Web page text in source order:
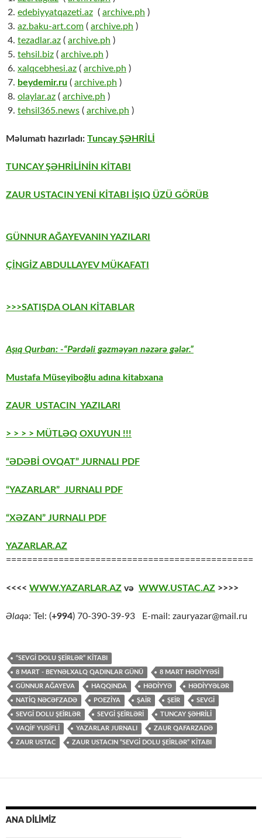
edebiyyatqazeti.az ( archive.ph )
az.baku-art.com ( archive.ph )
tezadlar.az ( archive.ph )
tehsil.biz ( archive.ph )
xalqcebhesi.az ( archive.ph )
beydemir.ru ( archive.ph )
olaylar.az ( archive.ph )
tehsil365.news ( archive.ph )
Məlumatı hazırladı: Tuncay ŞƏHRİLİ
TUNCAY ŞƏHRİLİNİN KİTABI
ZAUR USTACIN YENİ KİTABI İŞIQ ÜZÜ GÖRÜB
GÜNNUR AĞAYEVANIN YAZILARI
ÇİNGİZ ABDULLAYEV MÜKAFATI
>>>SATIŞDA OLAN KİTABLAR
Aşıq Qurban: -“Pərdəli gəzməyən nəzərə gələr.”
Mustafa Müseyiboğlu adına kitabxana
ZAUR USTACIN YAZILARI
> > > > MÜTLƏQ OXUYUN !!!
“ƏDƏBİ OVQAT” JURNALI PDF
“YAZARLAR” JURNALI PDF
“XƏZAN” JURNALI PDF
YAZARLAR.AZ
===============================================
<<<< WWW.YAZARLAR.AZ və WWW.USTAC.AZ >>>>
Əlaqə: Tel: (+994) 70-390-39-93 E-mail: zauryazar@mail.ru
“SEVGI DOLU ŞEIRLƏR” KITABI
8 MART - BEYNƏLXALQ QADINLAR GÜNÜ 8 MART HƏDIYYƏSI
GÜNNUR AĞAYEVA HAQQINDA HƏDIYYƏ HƏDIYYƏLƏR
NATİQ NƏCƏFZADƏ POEZİYA ŞAİR ŞEİR SEVGİ
SEVGI DOLU ŞEIRLƏR SEVGİ ŞEİRLƏRİ TUNCAY ŞƏHRİLİ
VAQİF YUSİFLİ YAZARLAR JURNALI ZAUR QAFARZADƏ
ZAUR USTAC ZAUR USTACIN “SEVGI DOLU ŞEIRLƏR” KITABI
ANA DİLİMİZ